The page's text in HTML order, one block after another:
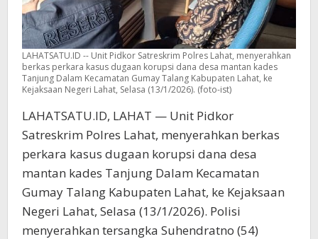
LAHATSATU.ID -- Unit Pidkor Satreskrim Polres Lahat, menyerahkan
berkas perkara kasus dugaan korupsi dana desa mantan kades
Tanjung Dalam Kecamatan Gumay Talang Kabupaten Lahat, ke
Kejaksaan Negeri Lahat, Selasa (13/1/2026). (foto-ist)
LAHATSATU.ID, LAHAT — Unit Pidkor
Satreskrim Polres Lahat, menyerahkan berkas
perkara kasus dugaan korupsi dana desa
mantan kades Tanjung Dalam Kecamatan
Gumay Talang Kabupaten Lahat, ke Kejaksaan
Negeri Lahat, Selasa (13/1/2026). Polisi
menyerahkan tersangka Suhendratno (54)